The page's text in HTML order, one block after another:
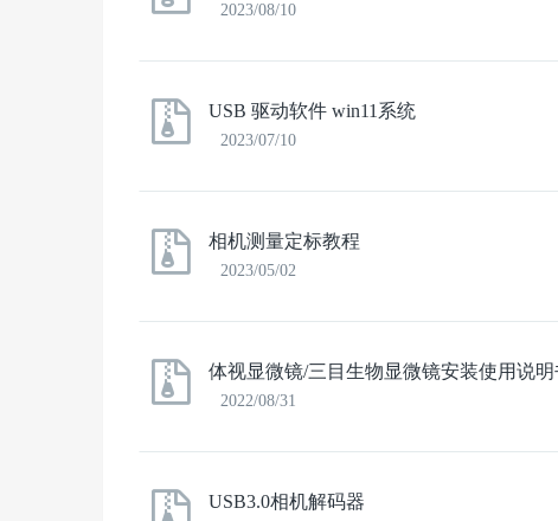
2023/08/10
USB 驱动软件 win11系统
2023/07/10
相机测量定标教程
2023/05/02
体视显微镜/三目生物显微镜安装使用说明
2022/08/31
USB3.0相机解码器